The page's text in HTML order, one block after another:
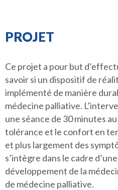
PROJET
Ce projet a pour but
savoir si un dispositif de
implémenté de manière
médecine palliative.
une séance de 30 minutes
tolérance et le confort en
et plus largement des
s’intègre dans le cadre
développement de la
de médecine palliative.